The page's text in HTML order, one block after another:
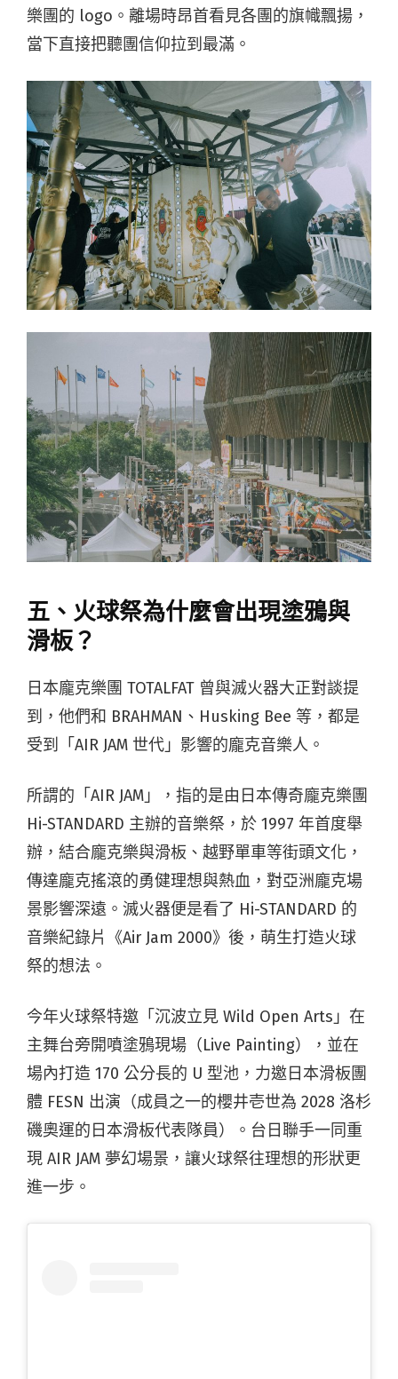
樂團的 logo。離場時昂首看見各團的旗幟飄揚，
當下直接把聽團信仰拉到最滿。
五、火球祭為什麼會出現塗鴉與
滑板？
日本龐克樂團 TOTALFAT 曾與滅火器大正對談提
到，他們和 BRAHMAN、Husking Bee 等，都是
受到「AIR JAM 世代」影響的龐克音樂人。
所謂的「AIR JAM」，指的是由日本傳奇龐克樂團
Hi-STANDARD 主辦的音樂祭，於 1997 年首度舉
辦，結合龐克樂與滑板、越野單車等街頭文化，
傳達龐克搖滾的勇健理想與熱血，對亞洲龐克場
景影響深遠。滅火器便是看了 Hi-STANDARD 的
音樂紀錄片《Air Jam 2000》後，萌生打造火球
祭的想法。
今年火球祭特邀「沉波立見 Wild Open Arts」在
主舞台旁開噴塗鴉現場（Live Painting），並在
場內打造 170 公分長的 U 型池，力邀日本滑板團
體 FESN 出演（成員之一的櫻井壱世為 2028 洛杉
磯奧運的日本滑板代表隊員）。台日聯手一同重
現 AIR JAM 夢幻場景，讓火球祭往理想的形狀更
進一步。